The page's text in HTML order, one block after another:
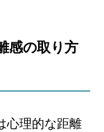
感の取り方
心理的な距離